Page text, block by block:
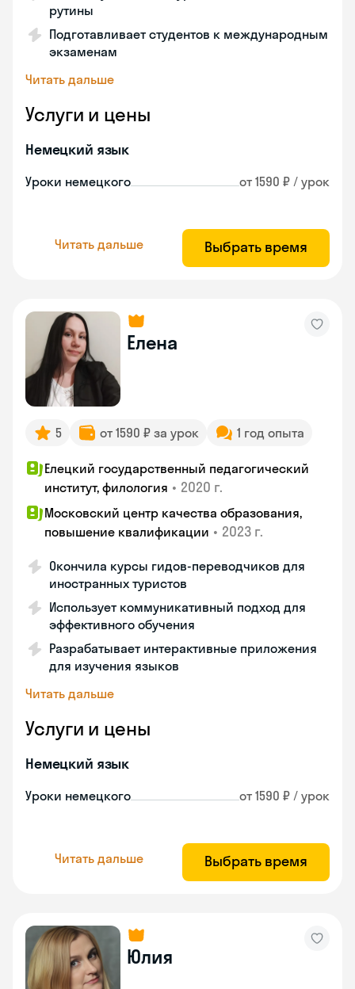
рутины
Подготавливает студентов к международным
экзаменам
Читать дальше
Услуги и цены
Немецкий язык
Уроки немецкого от 1590 ₽ / урок
Читать дальше Выбрать время
Елена
5 от 1590 ₽ за урок 1 год опыта
Елецкий государственный педагогический
институт, филология • 2020 г.
Московский центр качества образования,
повышение квалификации • 2023 г.
Окончила курсы гидов-переводчиков для
иностранных туристов
Использует коммуникативный подход для
эффективного обучения
Разрабатывает интерактивные приложения
для изучения языков
Читать дальше
Услуги и цены
Немецкий язык
Уроки немецкого от 1590 ₽ / урок
Читать дальше Выбрать время
Юлия